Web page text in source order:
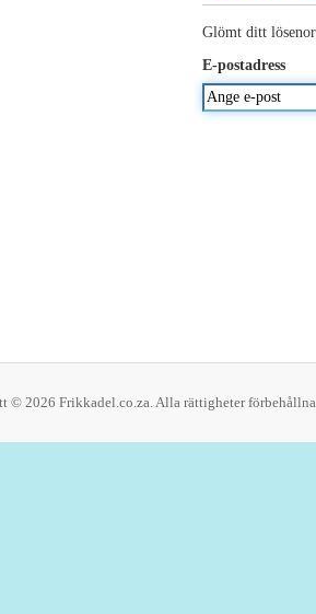
Glömt ditt
E-postadress
© 2026 Frikkadel.co.za. Alla rättigheter